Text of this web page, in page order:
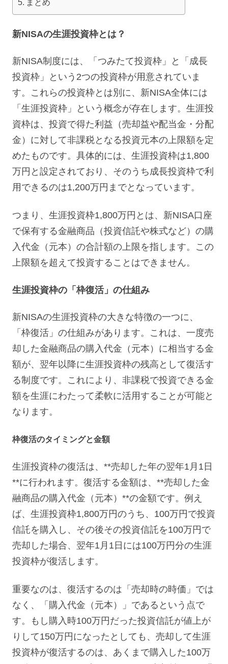
まとめ
新NISAの生涯投資枠とは？
新NISA制度には、「つみたて投資枠」と「成長
投資枠」という2つの投資枠が用意されていま
す。これらの投資枠とは別に、新NISA全体には
「生涯投資枠」という概念が存在します。生涯投
資枠は、投資で得た利益（売却益や配当金・分配
金）に対して非課税となる投資元本の上限額を定
めたものです。具体的には、生涯投資枠は1,800
万円と設定されており、そのうち成長投資枠で利
用できるのは1,200万円までとなっています。
つまり、生涯投資枠1,800万円とは、新NISA口座
で保有する金融商品（投資信託や株式など）の購
入代金（元本）の合計額の上限を指します。この
上限額を超えて投資することはできません。
生涯投資枠の「枠復活」の仕組み
新NISAの生涯投資枠の大きな特徴の一つに、
「枠復活」の仕組みがあります。これは、一度売
却した金融商品の購入代金（元本）に相当する金
額が、翌年以降に生涯投資枠の残高として復活す
る制度です。これにより、非課税で投資できる金
額を生涯にわたって柔軟に活用することが可能と
なります。
枠復活のタイミングと金額
生涯投資枠の復活は、**売却した年の翌年1月1日
**に行われます。復活する金額は、**売却した金
融商品の購入代金（元本）**の金額です。例え
ば、生涯投資枠1,800万円のうち、100万円で投資
信託を購入し、その後その投資信託を100万円で
売却した場合、翌年1月1日には100万円分の生涯
投資枠が復活します。
重要なのは、復活するのは「売却時の時価」では
なく、「購入代金（元本）」であるという点で
す。もし購入時100万円だった投資信託が値上が
りして150万円になったとしても、売却して生涯
投資枠が復活するのは、あくまで購入した100万